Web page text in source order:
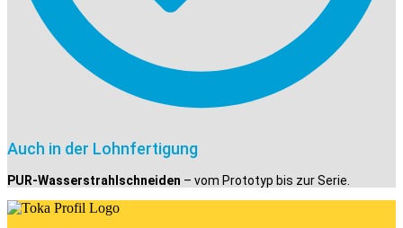
Auch in der Lohnfertigung
PUR-Wasserstrahlschneiden – vom Prototyp bis zur Serie.